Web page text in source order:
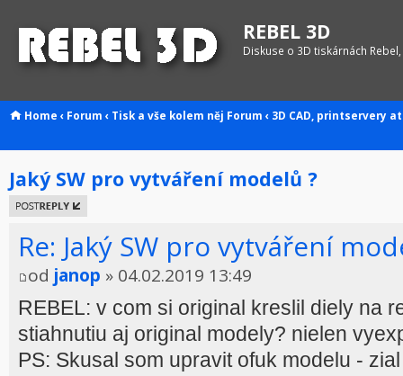
REBEL 3D
Diskuse o 3D tiskárnách
Home ‹ Forum ‹ Tisk a vše kolem něj Forum ‹ 3D CAD, printservery
Jaký SW pro vytváření modelů ?
Odeslat
odpověď
Re: Jaký SW pro vytváření
od janop » 04.02.2019 13:49
REBEL: v com si original kreslil diely na
stiahnutiu aj original modely? nielen
PS: Skusal som upravit ofuk modelu -